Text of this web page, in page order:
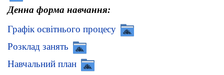
Денна форма навчання:
Графік освітнього процесу
Розклад занять
Навчальний план